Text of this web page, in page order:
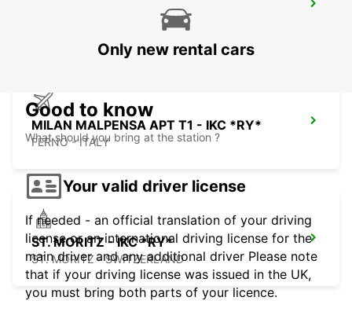
MILAN MALPENSA APT T1 - IKC *RY*
FERNO - ITALY
ST. MORITZ - IKC *RY*
ST. MORITZ - SWITZERLAND
Only new rental cars
Good to know
What should you bring at the station ?
Your valid driver license
If needed - an official translation of your driving
license or an international driving license for the
main driver and any additional driver Please note
that if your driving license was issued in the UK,
you must bring both parts of your licence.